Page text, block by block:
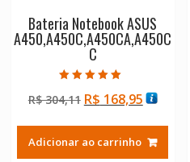
Bateria Notebook ASUS
A450,A450C,A450CA,A450C
C
5.00
de 5
R$304,11 O
original
era:
R$ 168,95O
atual
é:
Adicionar ao carrinho